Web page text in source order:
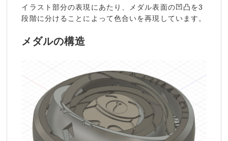
イラスト部分の表現にあたり、メダル表面の凹凸を3
段階に分けることによって色合いを再現しています。
メダルの構造